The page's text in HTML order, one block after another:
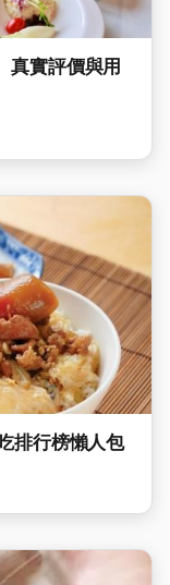
真實評價與用
排行榜懶人包